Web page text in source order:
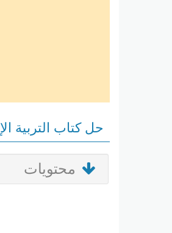
حل كتاب التربية
محتويات